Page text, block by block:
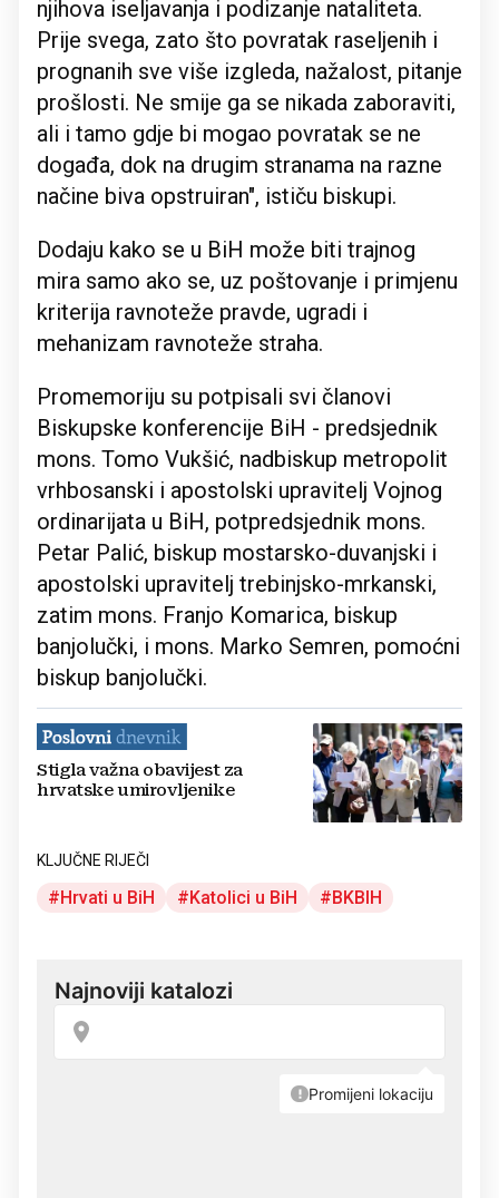
njihova iseljavanja i podizanje nataliteta.
Prije svega, zato što povratak raseljenih i
prognanih sve više izgleda, nažalost, pitanje
prošlosti. Ne smije ga se nikada zaboraviti,
ali i tamo gdje bi mogao povratak se ne
događa, dok na drugim stranama na razne
načine biva opstruiran", ističu biskupi.
Dodaju kako se u BiH može biti trajnog
mira samo ako se, uz poštovanje i primjenu
kriterija ravnoteže pravde, ugradi i
mehanizam ravnoteže straha.
Promemoriju su potpisali svi članovi
Biskupske konferencije BiH - predsjednik
mons. Tomo Vukšić, nadbiskup metropolit
vrhbosanski i apostolski upravitelj Vojnog
ordinarijata u BiH, potpredsjednik mons.
Petar Palić, biskup mostarsko-duvanjski i
apostolski upravitelj trebinjsko-mrkanski,
zatim mons. Franjo Komarica, biskup
banjolučki, i mons. Marko Semren, pomoćni
biskup banjolučki.
Stigla važna obavijest za
hrvatske umirovljenike
KLJUČNE RIJEČI
Hrvati u BiH Katolici u BiH BKBIH